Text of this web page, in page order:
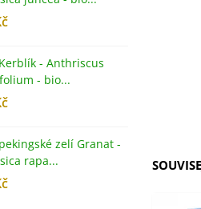
- Anthriscus
- bio...
zelí Granat -
rapa...